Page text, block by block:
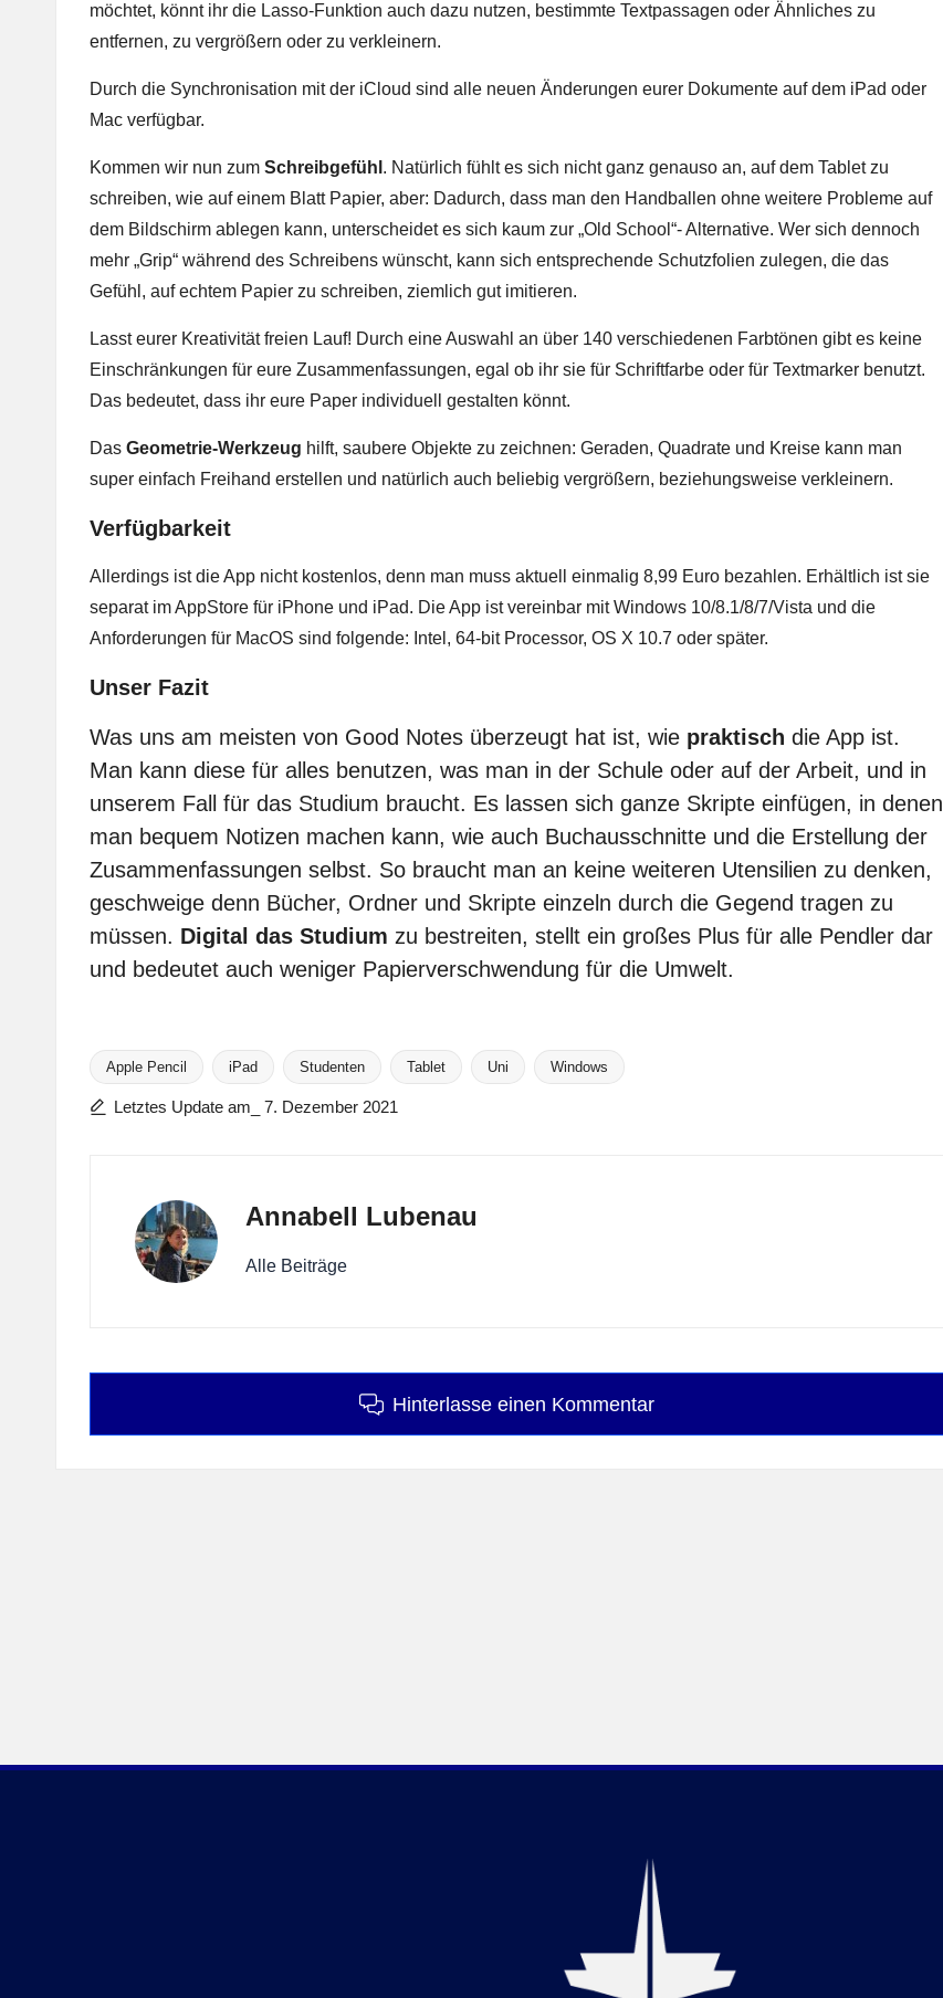
möchtet, könnt ihr die Lasso-Funktion auch dazu nutzen, bestimmte Textpassagen oder Ähnliches zu
entfernen, zu vergrößern oder zu verkleinern.
Durch die Synchronisation mit der iCloud sind alle neuen Änderungen eurer Dokumente auf dem iPad oder
Mac verfügbar.
Kommen wir nun zum Schreibgefühl . Natürlich fühlt es sich nicht ganz genauso an, auf dem Tablet zu
schreiben, wie auf einem Blatt Papier, aber: Dadurch, dass man den Handballen ohne weitere Probleme auf
dem Bildschirm ablegen kann, unterscheidet es sich kaum zur „Old School“- Alternative. Wer sich dennoch
mehr „Grip“ während des Schreibens wünscht, kann sich entsprechende Schutzfolien zulegen, die das
Gefühl, auf echtem Papier zu schreiben, ziemlich gut imitieren.
Lasst eurer Kreativität freien Lauf! Durch eine Auswahl an über 140 verschiedenen Farbtönen gibt es keine
Einschränkungen für eure Zusammenfassungen, egal ob ihr sie für Schriftfarbe oder für Textmarker benutzt.
Das bedeutet, dass ihr eure Paper individuell gestalten könnt.
Das Geometrie-Werkzeug hilft, saubere Objekte zu zeichnen: Geraden, Quadrate und Kreise kann man
super einfach Freihand erstellen und natürlich auch beliebig vergrößern, beziehungsweise verkleinern.
Verfügbarkeit
Allerdings ist die App nicht kostenlos, denn man muss aktuell einmalig 8,99 Euro bezahlen. Erhältlich ist sie
separat im AppStore für iPhone und iPad. Die App ist vereinbar mit Windows 10/8.1/8/7/Vista und die
Anforderungen für MacOS sind folgende: Intel, 64-bit Processor, OS X 10.7 oder später.
Unser Fazit
Was uns am meisten von Good Notes überzeugt hat ist, wie praktisch die App ist.
Man kann diese für alles benutzen, was man in der Schule oder auf der Arbeit, und in
unserem Fall für das Studium braucht. Es lassen sich ganze Skripte einfügen, in denen
man bequem Notizen machen kann, wie auch Buchausschnitte und die Erstellung der
Zusammenfassungen selbst. So braucht man an keine weiteren Utensilien zu denken,
geschweige denn Bücher, Ordner und Skripte einzeln durch die Gegend tragen zu
müssen. Digital das Studium zu bestreiten, stellt ein großes Plus für alle Pendler dar
und bedeutet auch weniger Papierverschwendung für die Umwelt.
Tags:
Apple Pencil iPad Studenten Tablet Uni Windows
Letztes Update am_ 7. Dezember 2021
Annabell Lubenau
Alle Beiträge
Hinterlasse einen Kommentar